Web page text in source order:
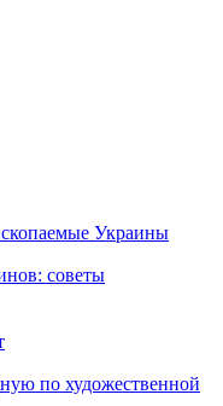
Украины
советы
по художественной